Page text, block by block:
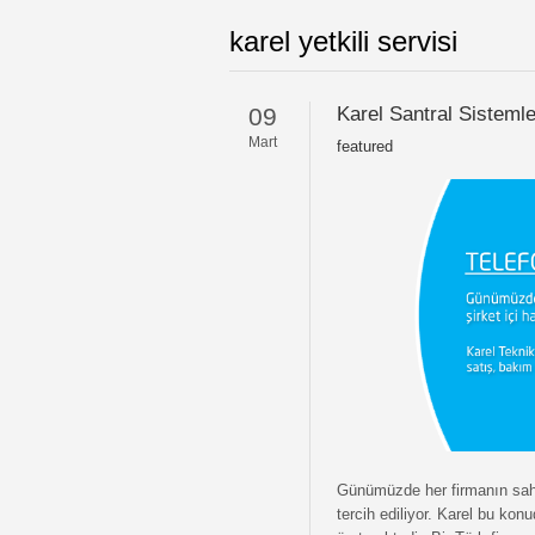
karel yetkili servisi
09
Mart
Karel Santral
featured
Günümüzde her firmanın
tercih ediliyor. Karel bu